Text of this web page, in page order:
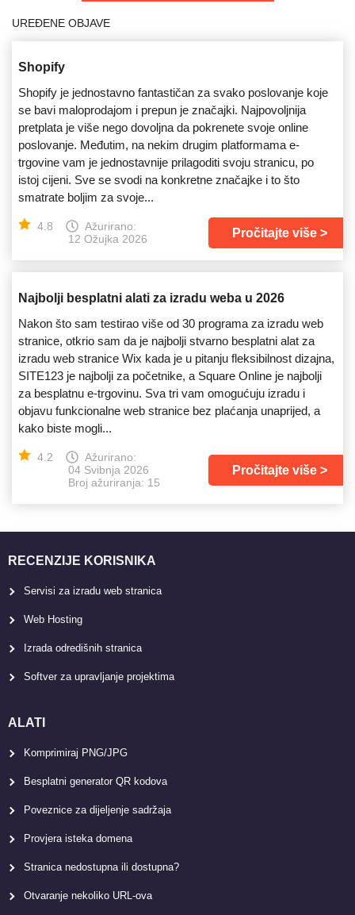
UREĐENE OBJAVE
Shopify
Shopify je jednostavno fantastičan za svako poslovanje koje
se bavi maloprodajom i prepun je značajki. Najpovoljnija
pretplata je više nego dovoljna da pokrenete svoje online
poslovanje. Međutim, na nekim drugim platformama e-
trgovine vam je jednostavnije prilagoditi svoju stranicu, po
istoj cijeni. Sve se svodi na konkretne značajke i to što
smatrate boljim za svoje...
4.8
Ažurirano:
12 Ožujka 2026
Pročitajte više
Najbolji besplatni alati za izradu weba u 2026
Nakon što sam testirao više od 30 programa za izradu web
stranice, otkrio sam da je najbolji stvarno besplatni alat za
izradu web stranice Wix kada je u pitanju fleksibilnost dizajna,
SITE123 je najbolji za početnike, a Square Online je najbolji
za besplatnu e-trgovinu. Sva tri vam omogućuju izradu i
objavu funkcionalne web stranice bez plaćanja unaprijed, a
kako biste mogli...
4.2
Ažurirano:
04 Svibnja 2026
Broj ažuriranja: 15
Pročitajte više
RECENZIJE KORISNIKA
Servisi za izradu web stranica
Web Hosting
Izrada odredišnih stranica
Softver za upravljanje projektima
ALATI
Komprimiraj PNG/JPG
Besplatni generator QR kodova
Poveznice za dijeljenje sadržaja
Provjera isteka domena
Stranica nedostupna ili dostupna?
Otvaranje nekoliko URL-ova